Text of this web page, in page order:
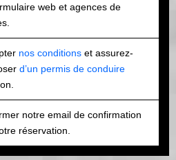
web et agences de
nos conditions et assurez-
d’un permis de conduire
notre email de confirmation
réservation.